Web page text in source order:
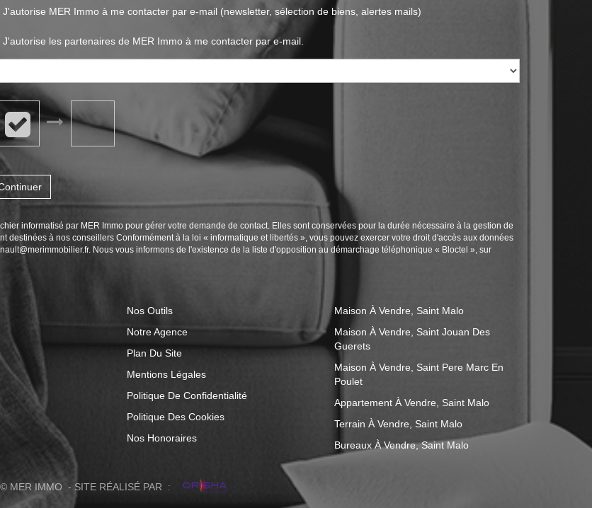
J'autorise MER Immo à me contacter par e-mail (newsletter, sélection de biens, alertes mails)
J'autorise les partenaires de MER Immo à me contacter par e-mail.
informatisé par MER Immo pour gérer votre demande de contact. Elles sont conservées pour la durée nécessaire à la gestion de
destinées à nos conseillers Conformément à la loi « informatique et libertés », vous pouvez exercer votre droit d'accès aux données
Nous vous informons de l'existence de la liste d'opposition au démarchage téléphonique « Bloctel », sur
Nos Outils
Notre Agence
Plan Du Site
Mentions Légales
Politique De Confidentialité
Politique Des Cookies
Nos Honoraires
Maison À Vendre, Saint Malo
Maison À Vendre, Saint Jouan Des
Guerets
Maison À Vendre, Saint Pere Marc En
Poulet
Appartement À Vendre, Saint Malo
Terrain À Vendre, Saint Malo
Bureaux À Vendre, Saint Malo
© MER IMMO - SITE RÉALISÉ PAR :